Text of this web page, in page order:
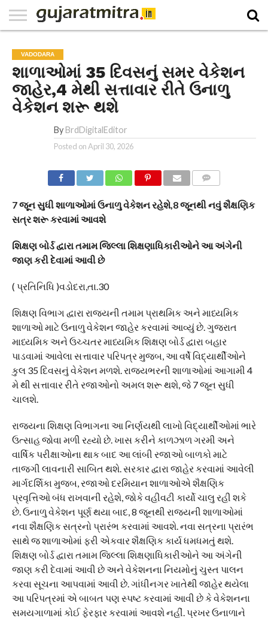
PAPER
NATIONAL
WORLD
BUSINESS
SPORTS
GUJARAT
OPINION
MORE
VADODARA
શાળાઓમાં 35 દિવસનું સમર વેકેશન
જાહેર,4 મેથી સત્તાવાર રીતે ઉનાળુ
વેકેશન શરૂ થશે
By BrdDigitalEditor
Posted onApril 30, 2026
7 જૂન સુધી શાળાઓમાં ઉનાળુ વેકેશન રહેશે,8 જૂનથી નવું શૈક્ષણિક
સત્ર શરૂ કરવામાં આવશે
શિક્ષણ બોર્ડ દ્વારા તમામ જિલ્લા શિક્ષણાધિકારીઓને આ અંગેની
જાણ કરી દેવામાં આવી છે
( પ્રતિનિધિ )વડોદરા,તા.30
શિક્ષણ વિભાગ દ્વારા રાજ્યની તમામ પ્રાથમિક અને માધ્યમિક
શાળાઓ માટે ઉનાળુ વેકેશન જાહેર કરવામાં આવ્યું છે. ગુજરાત
માધ્યમિક અને ઉચ્ચતર માધ્યમિક શિક્ષણ બોર્ડ દ્વારા બહાર
પાડવામાં આવેલા સત્તાવાર પરિપત્ર મુજબ, આ વર્ષે વિદ્યાર્થીઓને
કુલ 35 દિવસનું વેકેશન મળશે. રાજ્યભરની શાળાઓમાં આગામી 4
મે થી સત્તાવાર રીતે રજાઓનો અમલ શરૂ થશે, જે 7 જૂન સુધી
ચાલશે.
રાજ્યના શિક્ષણ વિભાગના આ નિર્ણયથી લાખો વિદ્યાર્થીઓમાં ભારે
ઉત્સાહ જોવા મળી રહ્યો છે. ખાસ કરીને કાળઝાળ ગરમી અને
વાર્ષિક પરીક્ષાઓના થાક બાદ આ લાંબી રજાઓ બાળકો માટે
તાજગી લાવનારી સાબિત થશે. સરકાર દ્વારા જાહેર કરવામાં આવેલી
માર્ગદર્શિકા મુજબ, રજાઓ દરમિયાન શાળાઓએ શૈક્ષણિક
પ્રવૃત્તિઓ બંધ રાખવાની રહેશે, જોકે વહીવટી કાર્યો ચાલુ રહી શકે
છે. ઉનાળુ વેકેશન પૂર્ણ થયા બાદ, 8 જૂનથી રાજ્યની શાળાઓમાં
નવા શૈક્ષણિક સત્રનો પ્રારંભ કરવામાં આવશે. નવા સત્રના પ્રારંભ
સાથે જ શાળાઓમાં ફરી એકવાર શૈક્ષણિક કાર્ય ધમધમતું થશે.
શિક્ષણ બોર્ડ દ્વારા તમામ જિલ્લા શિક્ષણાધિકારીઓને આ અંગેની
જાણ કરી દેવામાં આવી છે અને વેકેશનના નિયમોનું ચુસ્ત પાલન
કરવા સૂચના આપવામાં આવી છે. ગાંધીનગર ખાતેથી જાહેર થયેલા
આ પરિપત્રમાં એ બાબત પણ સ્પષ્ટ કરવામાં આવી છે કે વેકેશનના
સમયગાળામાં કોઈ ફેરફાર કરવામાં આવશે નહીં. પ્રખર ઉનાળાને